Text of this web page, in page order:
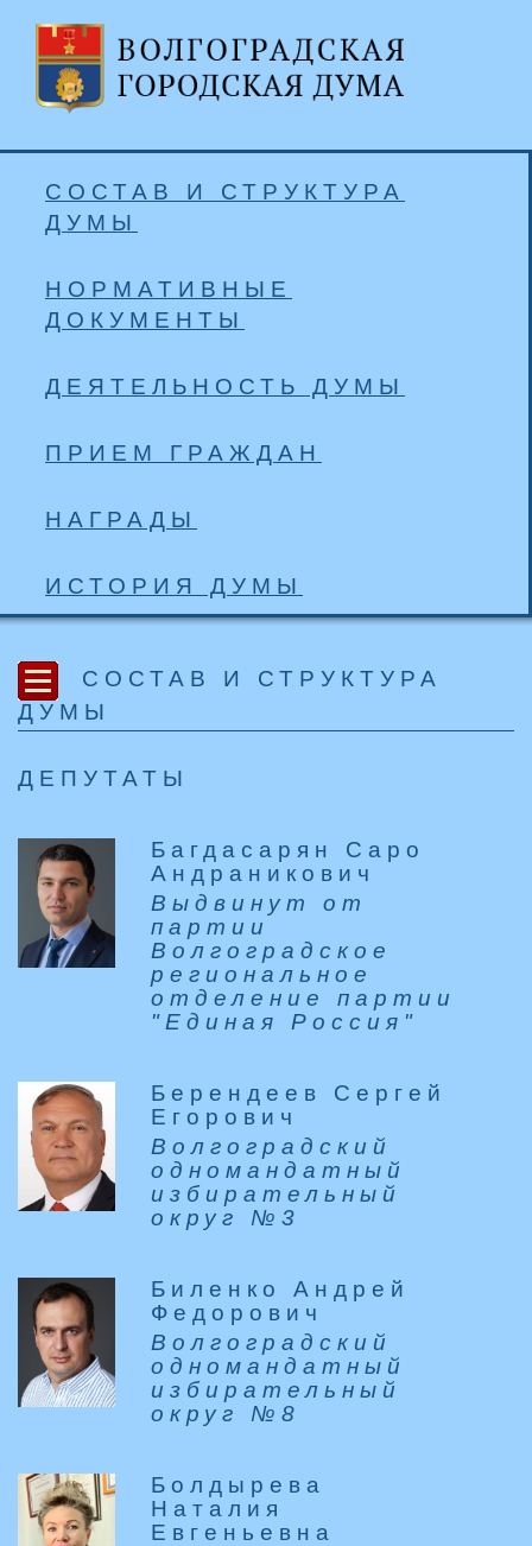
СОСТАВ И СТРУКТУРА
ДУМЫ
НОРМАТИВНЫЕ
ДОКУМЕНТЫ
ДЕЯТЕЛЬНОСТЬ ДУМЫ
ПРИЕМ ГРАЖДАН
НАГРАДЫ
ИСТОРИЯ ДУМЫ
СОСТАВ И СТРУКТУРА
ДУМЫ
ДЕПУТАТЫ
Багдасарян Саро
Андраникович
Выдвинут от
партии
Волгоградское
региональное
отделение партии
"Единая Россия"
Берендеев Сергей
Егорович
Волгоградский
одномандатный
избирательный
округ №3
Биленко Андрей
Федорович
Волгоградский
одномандатный
избирательный
округ №8
Болдырева
Наталия
Евгеньевна